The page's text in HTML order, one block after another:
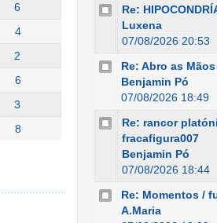
6
4
2
6
3
8
Re:
Luxena
07/08/2026 20:53
Re: Abro as
Benjamin Pó
07/08/2026 18:49
Re: rancor
fracafigura007
Benjamin Pó
07/08/2026 18:44
Re: Momentos /
A.Maria